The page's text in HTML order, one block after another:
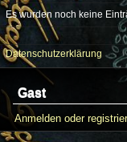
Es wurden noch keine
Datenschutzerklärung
Gast
Anmelden oder